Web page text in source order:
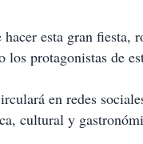
esta gran fiesta,
los protagonistas de
en redes
cultural y